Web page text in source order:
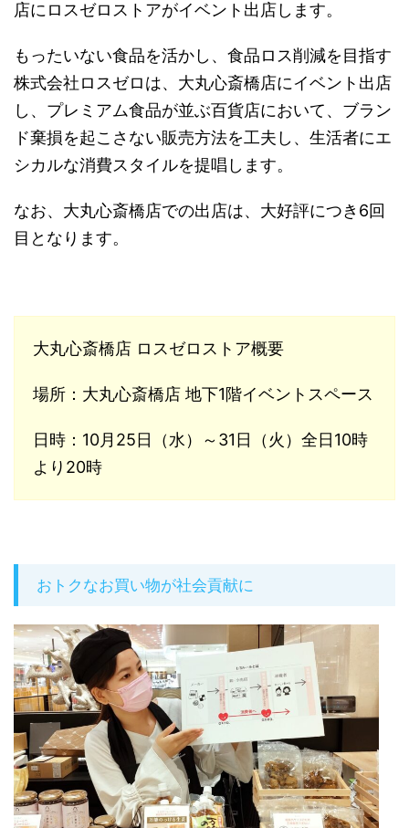
店にロスゼロストアがイベント出店します。
もったいない食品を活かし、食品ロス削減を目指す
株式会社ロスゼロは、大丸心斎橋店にイベント出店
し、プレミアム食品が並ぶ百貨店において、ブラン
ド棄損を起こさない販売方法を工夫し、生活者にエ
シカルな消費スタイルを提唱します。
なお、大丸心斎橋店での出店は、大好評につき6回
目となります。
大丸心斎橋店 ロスゼロストア概要
場所：大丸心斎橋店 地下1階イベントスペース
日時：10月25日（水）～31日（火）全日10時
より20時
おトクなお買い物が社会貢献に